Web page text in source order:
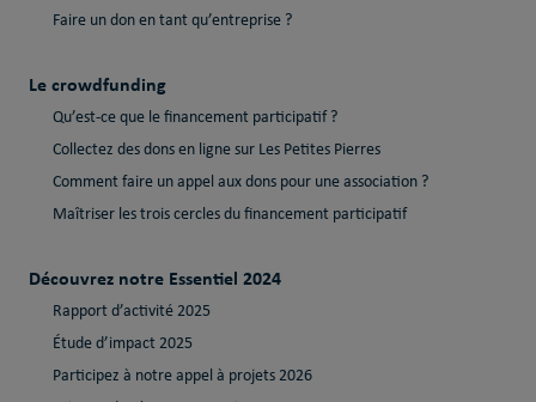
Faire un don en tant qu’entreprise ?
Le crowdfunding
Qu’est-ce que le financement participatif ?
Collectez des dons en ligne sur Les Petites Pierres
Comment faire un appel aux dons pour une association ?
Maîtriser les trois cercles du financement participatif
Découvrez notre Essentiel 2024
Rapport d’activité 2025
Étude d’impact 2025
Participez à notre appel à projets 2026